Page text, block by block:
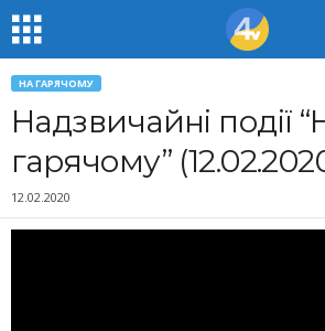
НА ГАРЯЧОМУ
Надзвичайні події
гарячому”
12.02.2020